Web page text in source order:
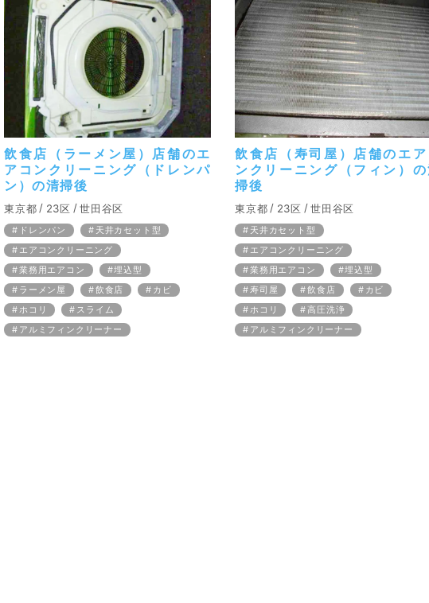
飲食店（ラーメン屋）店舗のエ
アコンクリーニング（ドレンパ
ン）の清掃後
東京都 23区 世田谷区
ドレンパン
天井カセット型
エアコンクリーニング
業務用エアコン
埋込型
ラーメン屋
飲食店
カビ
ホコリ
スライム
アルミフィンクリーナー
飲食店（寿司屋）店舗のエ
ンクリーニング（フィン）
掃後
東京都 23区 世田谷区
天井カセット型
エアコンクリーニング
業務用エアコン
埋込型
寿司屋
飲食店
カビ
ホコリ
高圧洗浄
アルミフィンクリーナー